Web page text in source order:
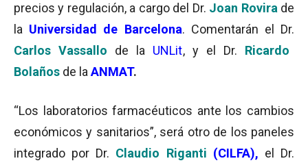
precios y regulación, a cargo del Dr. Joan Rovira de
la Universidad de Barcelona. Comentarán el Dr.
Carlos Vassallo
de la UNLit, y el Dr. Ricardo
Bolaños de la ANMAT.
“Los laboratorios farmacéuticos ante los cambios
económicos y sanitarios”, será otro de los paneles
integrado por Dr. Claudio Riganti (CILFA), el Dr.